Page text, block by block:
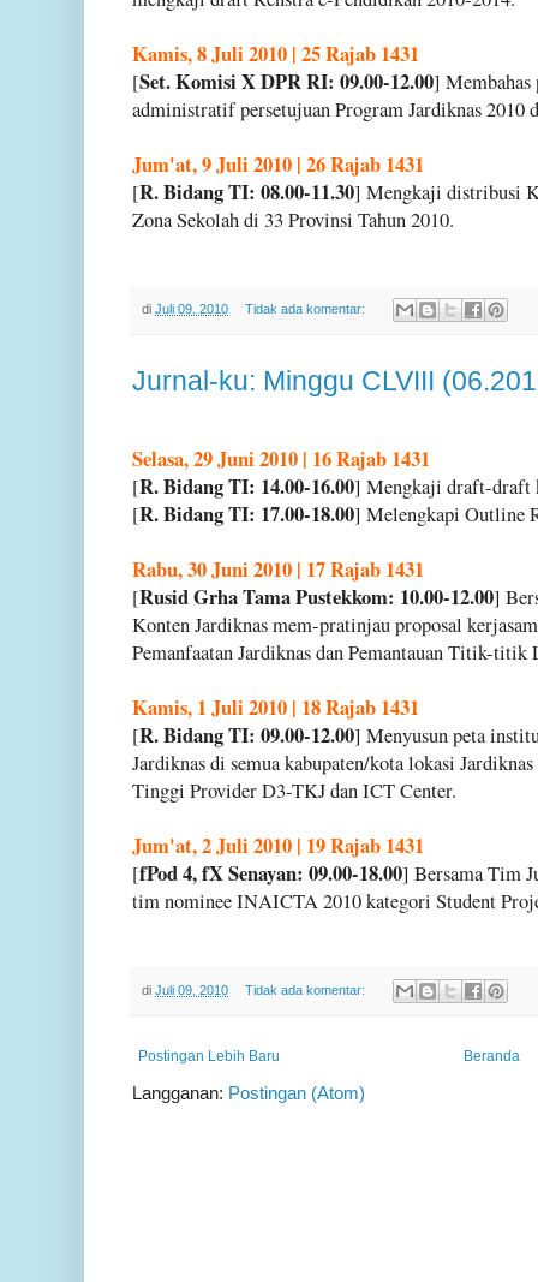
Kamis, 8 Juli 2010 | 25 Rajab 1431
[Set. Komisi X DPR RI: 09.00-12.00] Membahas
administratif persetujuan Program Jardiknas
Jum'at, 9 Juli 2010 | 26 Rajab 1431
[R. Bidang TI: 08.00-11.30] Mengkaji distribusi
Zona Sekolah di 33 Provinsi Tahun 2010.
di Juli 09, 2010 Tidak ada komentar:
Jurnal-ku: Minggu CLVIII
Selasa, 29 Juni 2010 | 16 Rajab 1431
[R. Bidang TI: 14.00-16.00] Mengkaji draft-draft
[R. Bidang TI: 17.00-18.00] Melengkapi Outline
Rabu, 30 Juni 2010 | 17 Rajab 1431
[Rusid Grha Tama Pustekkom: 10.00-12.00]
Konten Jardiknas mem-pratinjau proposal
Pemanfaatan Jardiknas dan Pemantauan Titik-titik
Kamis, 1 Juli 2010 | 18 Rajab 1431
[R. Bidang TI: 09.00-12.00] Menyusun peta
Jardiknas di semua kabupaten/kota lokasi
Tinggi Provider D3-TKJ dan ICT Center.
Jum'at, 2 Juli 2010 | 19 Rajab 1431
[fPod 4, fX Senayan: 09.00-18.00] Bersama Tim
tim nominee INAICTA 2010 kategori Student
di Juli 09, 2010 Tidak ada komentar:
Postingan Lebih Baru Beranda
Langganan: Postingan (Atom)